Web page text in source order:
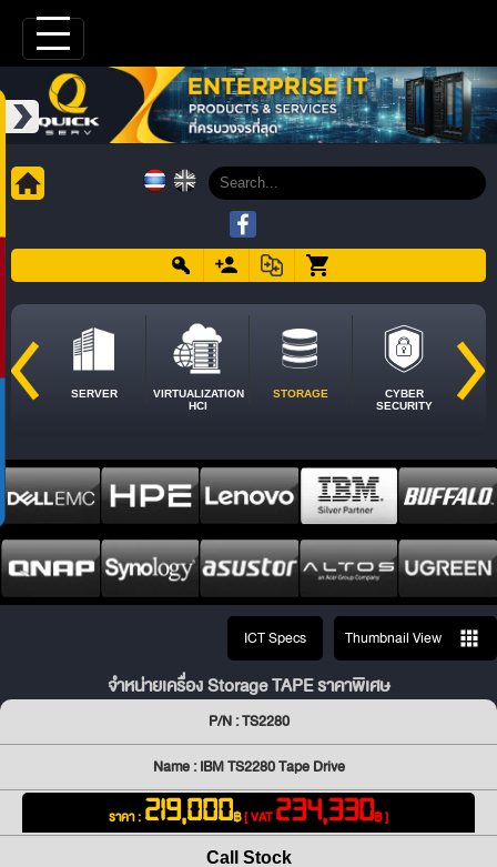
SERVER
VIRTUALIZATION
HCI
STORAGE
CYBER
SECURITY
ICT Specs Thumbnail View
จำหน่ายเครื่อง Storage TAPE ราคาพิเศษ
P/N : TS2280
Name : IBM TS2280 Tape Drive
ราคา : 219,000฿[ VAT234,330฿ ]
Call Stock